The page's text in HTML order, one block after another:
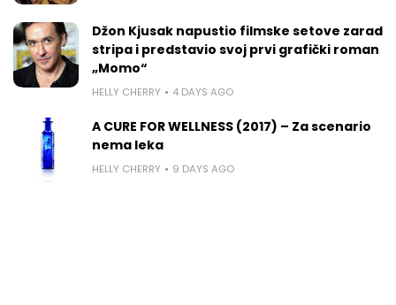
Džon Kjusak napustio filmske setove zarad
stripa i predstavio svoj prvi grafički roman
„Momo“
HELLY CHERRY 4 DAYS AGO
A CURE FOR WELLNESS (2017) – Za scenario
nema leka
HELLY CHERRY 9 DAYS AGO